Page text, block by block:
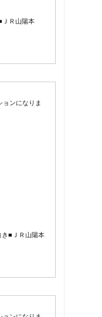
Ｒ山陽本
ョンになりま
■ＪＲ山陽本